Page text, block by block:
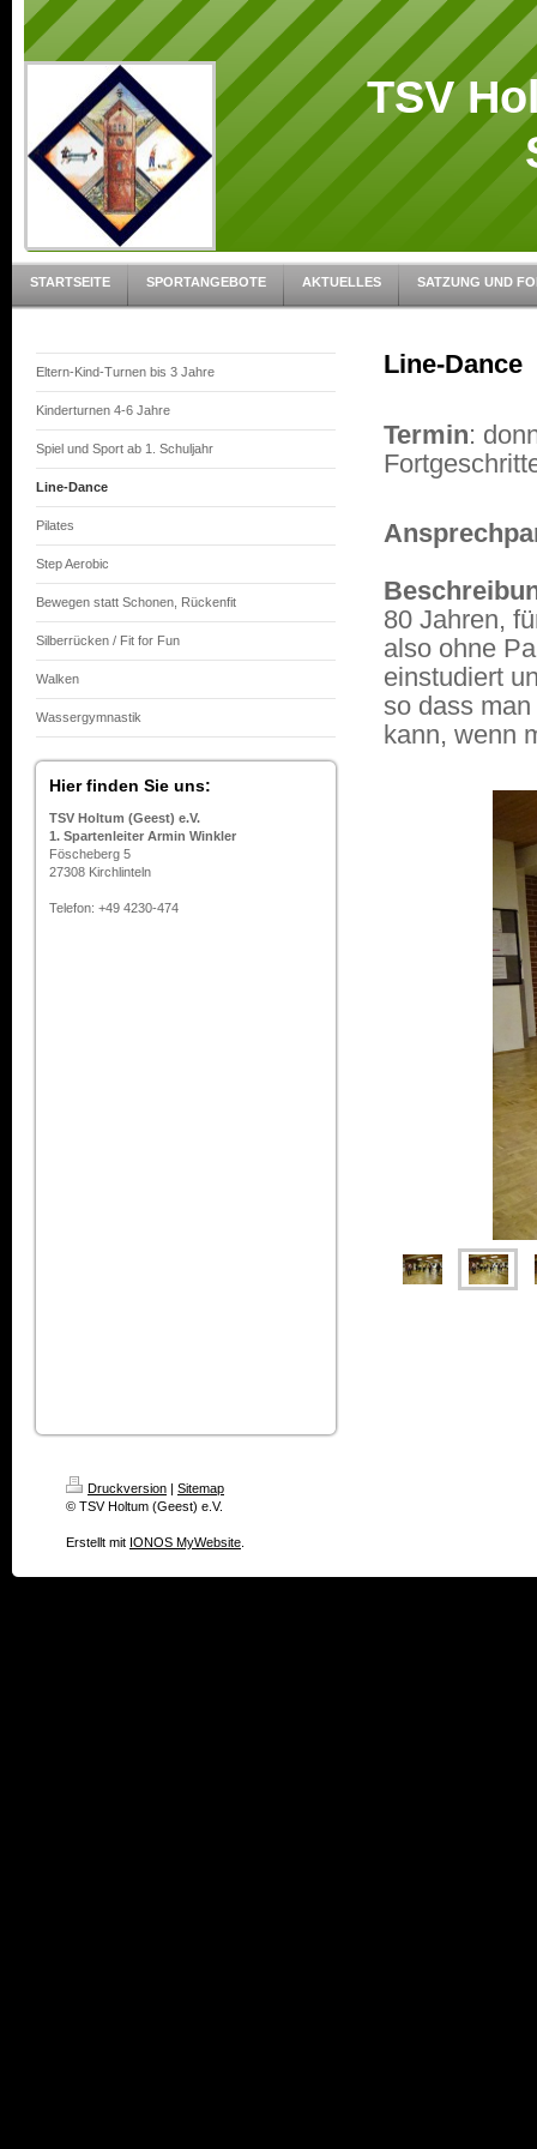
TSV
STARTSEITE SPORTANGEBOTE AKTUELLES SATZUNG UND
Eltern-Kind-Turnen bis 3 Jahre
Kinderturnen 4-6 Jahre
Spiel und Sport ab 1. Schuljahr
Line-Dance
Pilates
Step Aerobic
Bewegen statt Schonen, Rückenfit
Silberrücken / Fit for Fun
Walken
Wassergymnastik
Hier finden Sie uns:
TSV Holtum (Geest) e.V.
1. Spartenleiter Armin Winkler
Föscheberg 5
27308 Kirchlinteln
Telefon: +49 4230-474
Line-Dance
Termin:
80 Jahren,
also ohne
einstudiert
so dass
kann, wenn
Druckversion | Sitemap
© TSV Holtum (Geest) e.V.
Erstellt mit IONOS MyWebsite